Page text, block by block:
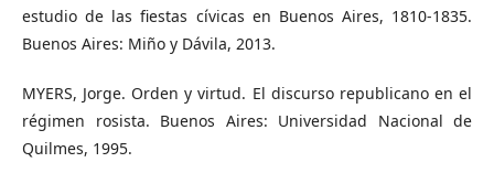
estudio de las fiestas cívicas en Buenos Aires, 1810-1835.
Buenos Aires: Miño y Dávila, 2013.
MYERS, Jorge. Orden y virtud. El discurso republicano en el
régimen rosista. Buenos Aires: Universidad Nacional de
Quilmes, 1995.